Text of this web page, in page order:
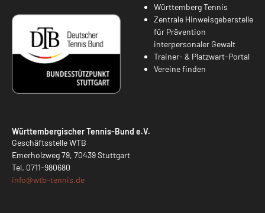
Württemberg Tennis
Zentrale Hinweisgeberstelle
für Prävention
interpersonaler Gewalt
Trainer- & Platzwart-Portal
Vereine finden
Württembergischer Tennis-Bund e.V.
Geschäftsstelle WTB
Emerholzweg 79, 70439 Stuttgart
Tel. 0711-980680
info@wtb-tennis.de